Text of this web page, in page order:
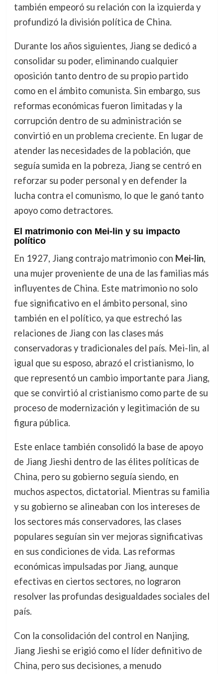
también empeoró su relación con la izquierda y
profundizó la división política de China.
Durante los años siguientes, Jiang se dedicó a
consolidar su poder, eliminando cualquier
oposición tanto dentro de su propio partido
como en el ámbito comunista. Sin embargo, sus
reformas económicas fueron limitadas y la
corrupción dentro de su administración se
convirtió en un problema creciente. En lugar de
atender las necesidades de la población, que
seguía sumida en la pobreza, Jiang se centró en
reforzar su poder personal y en defender la
lucha contra el comunismo, lo que le ganó tanto
apoyo como detractores.
El matrimonio con Mei-lin y su impacto
político
En 1927, Jiang contrajo matrimonio con Mei-lin,
una mujer proveniente de una de las familias más
influyentes de China. Este matrimonio no solo
fue significativo en el ámbito personal, sino
también en el político, ya que estrechó las
relaciones de Jiang con las clases más
conservadoras y tradicionales del país. Mei-lin, al
igual que su esposo, abrazó el cristianismo, lo
que representó un cambio importante para Jiang,
que se convirtió al cristianismo como parte de su
proceso de modernización y legitimación de su
figura pública.
Este enlace también consolidó la base de apoyo
de Jiang Jieshi dentro de las élites políticas de
China, pero su gobierno seguía siendo, en
muchos aspectos, dictatorial. Mientras su familia
y su gobierno se alineaban con los intereses de
los sectores más conservadores, las clases
populares seguían sin ver mejoras significativas
en sus condiciones de vida. Las reformas
económicas impulsadas por Jiang, aunque
efectivas en ciertos sectores, no lograron
resolver las profundas desigualdades sociales del
país.
Con la consolidación del control en Nanjing,
Jiang Jieshi se erigió como el líder definitivo de
China, pero sus decisiones, a menudo